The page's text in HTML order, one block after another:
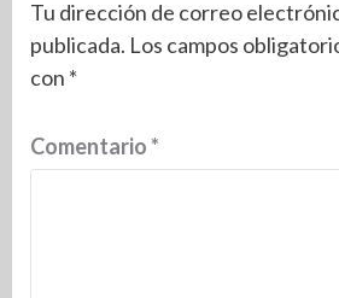
Tu dirección de correo
publicada. Los campos
con *
Comentario*